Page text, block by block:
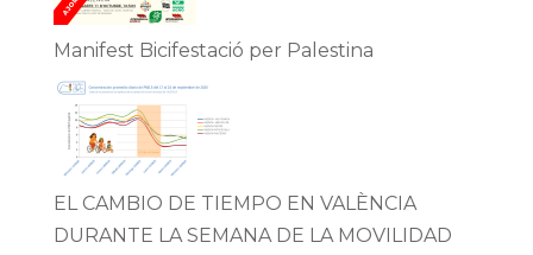
Manifest Bicifestació per Palestina
EL CAMBIO DE TIEMPO EN VALÈNCIA
DURANTE LA SEMANA DE LA MOVILIDAD